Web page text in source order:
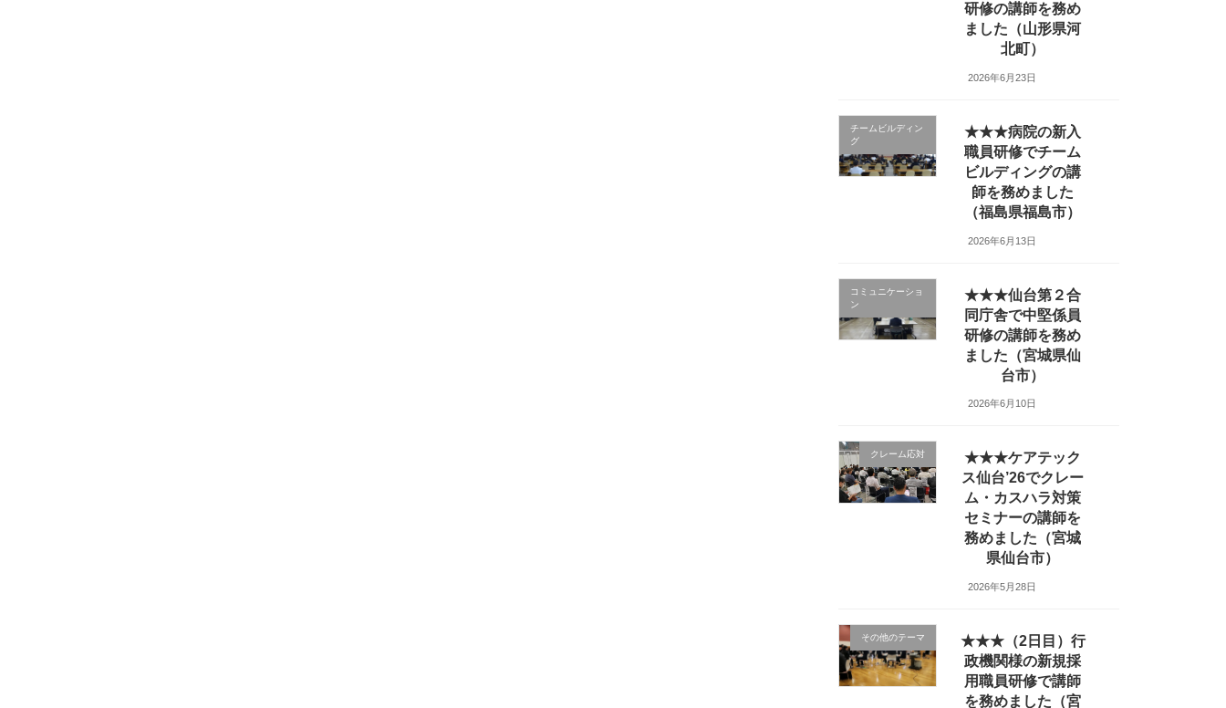
研修の講師を務め
ました（山形県河
北町）
2026年6月23日
チームビルディン
グ
★★★病院の新入
職員研修でチーム
ビルディングの講
師を務めました
（福島県福島市）
2026年6月13日
コミュニケーショ
ン
★★★仙台第２合
同庁舎で中堅係員
研修の講師を務め
ました（宮城県仙
台市）
2026年6月10日
クレーム応対
★★★ケアテック
ス仙台’26でクレー
ム・カスハラ対策
セミナーの講師を
務めました（宮城
県仙台市）
2026年5月28日
その他のテーマ
★★★（2日目）行
政機関様の新規採
用職員研修で講師
を務めました（宮